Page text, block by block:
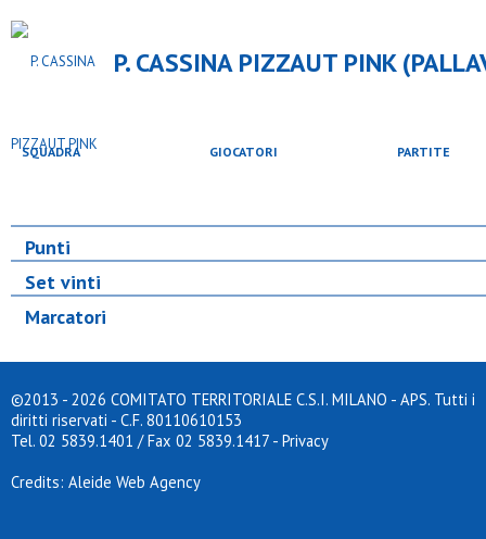
P. CASSINA PIZZAUT PINK
SQUADRA GIOCATORI PARTITE
Punti
Set vinti
Marcatori
©2013 - 2026 COMITATO TERRITORIALE C.S.I. MILANO - APS. Tutti i
diritti riservati - C.F. 80110610153
Tel. 02 5839.1401 / Fax 02 5839.1417 - Privacy
Credits: Aleide Web Agency